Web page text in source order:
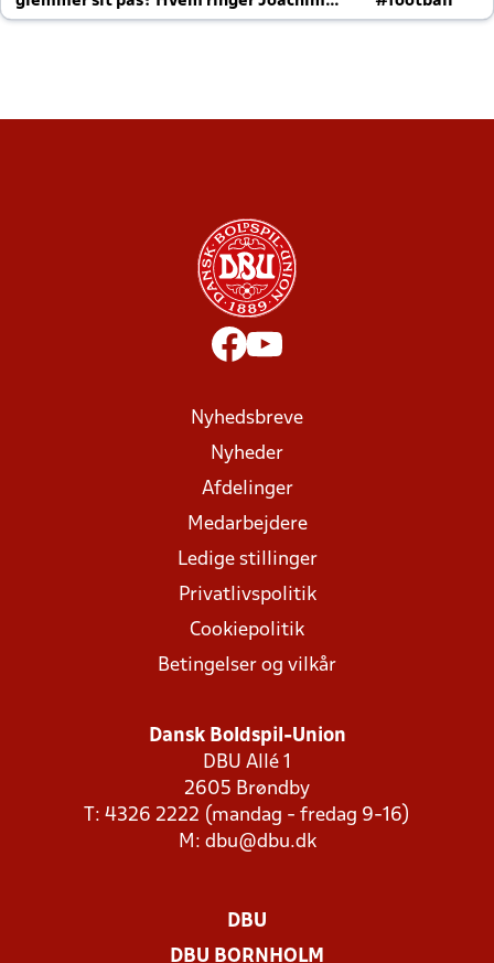
altid til efter kampe?
Nyhedsbreve
Nyheder
Afdelinger
Medarbejdere
Ledige stillinger
Privatlivspolitik
Cookiepolitik
Betingelser og vilkår
Dansk Boldspil-Union
DBU Allé 1
2605 Brøndby
T: 4326 2222 (mandag - fredag 9-16)
M: dbu@dbu.dk
DBU
DBU BORNHOLM